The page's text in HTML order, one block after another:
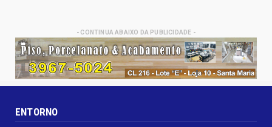
- CONTINUA ABAIXO DA PUBLICIDADE -
ENTORNO